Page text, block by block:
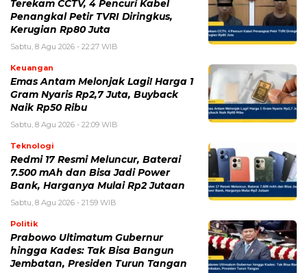
Terekam CCTV, 4 Pencuri Kabel
Penangkal Petir TVRI Diringkus,
Kerugian Rp80 Juta
Sabtu, 8 Agu 2026 - 22:27 WIB
Keuangan
Emas Antam Melonjak Lagi! Harga 1
Gram Nyaris Rp2,7 Juta, Buyback
Naik Rp50 Ribu
Sabtu, 8 Agu 2026 - 22:09 WIB
Teknologi
Redmi 17 Resmi Meluncur, Baterai
7.500 mAh dan Bisa Jadi Power
Bank, Harganya Mulai Rp2 Jutaan
Sabtu, 8 Agu 2026 - 21:59 WIB
Politik
Prabowo Ultimatum Gubernur
hingga Kades: Tak Bisa Bangun
Jembatan, Presiden Turun Tangan